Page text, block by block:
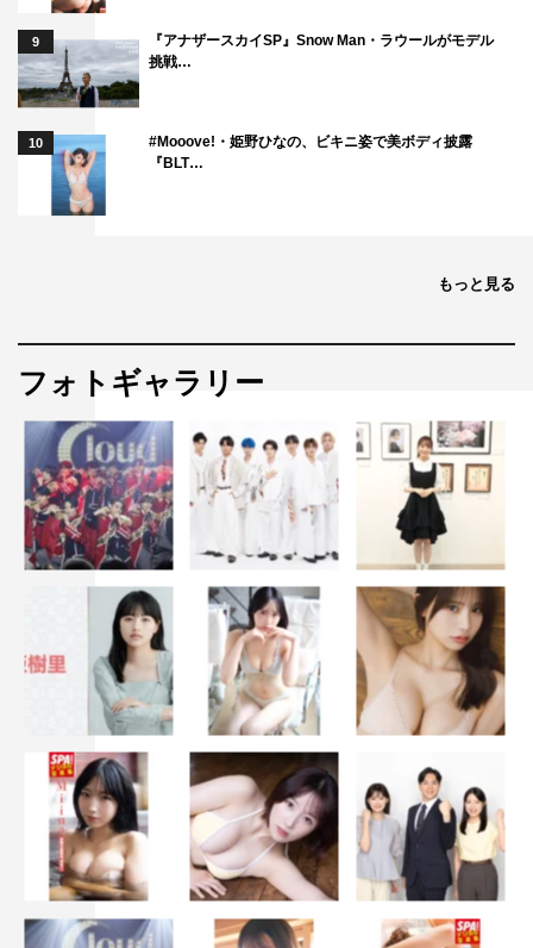
佐野和真 前田航基・戸田昌宏 猪野学 加治将樹 川島
潤哉 福山翔大・高木ブー 佐藤蛾次郎・桜井日奈子 白
竜 光石研 中尾彬（特別出演） 生瀬勝久
原作：今野敏『任侠学園』（中公文庫）
脚本：酒井雅秋
www.ninkyo-gakuen.jp
Twitter＆Facebook：@ninkyogakuen
©今野敏
©2019 映画「任侠学園」製作委員会
伊藤淳史 池田鉄洋 西島秀俊
9
『アナザースカイSP』Snow Man・ラウールがモデル
挑戦…
10
#Mooove!・姫野ひなの、ビキニ姿で美ボディ披露
『BLT…
もっと見る
フォトギャラリー